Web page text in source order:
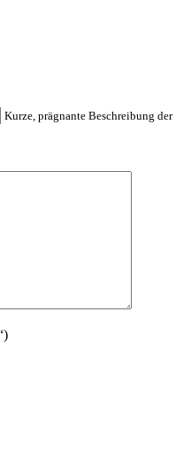
Kurze, prägnante Beschreibung der